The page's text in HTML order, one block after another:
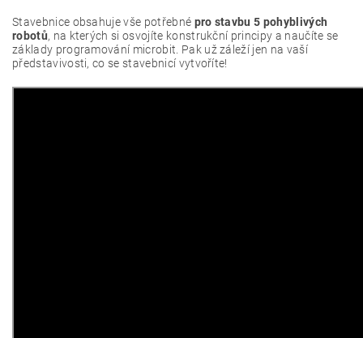
Stavebnice obsahuje vše potřebné pro stavbu 5 pohyblivých
robotů, na kterých si osvojíte konstrukční principy a naučíte se
základy programování microbit. Pak už záleží jen na vaší
představivosti, co se stavebnicí vytvoříte!